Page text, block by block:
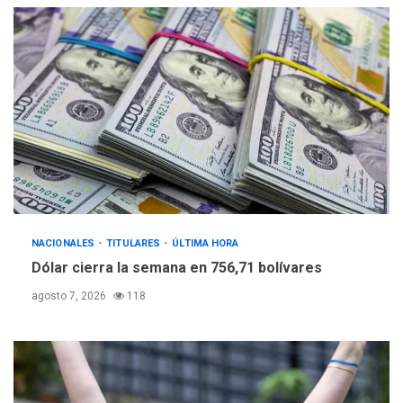
NACIONALES TITULARES ÚLTIMA HORA
Dólar cierra la semana en 756,71 bolívares
agosto 7, 2026 118